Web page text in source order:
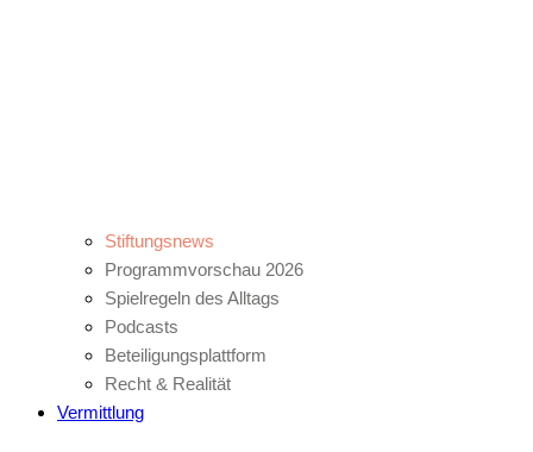
Stiftungsnews
Programmvorschau 2026
Spielregeln des Alltags
Podcasts
Beteiligungsplattform
Recht & Realität
Vermittlung